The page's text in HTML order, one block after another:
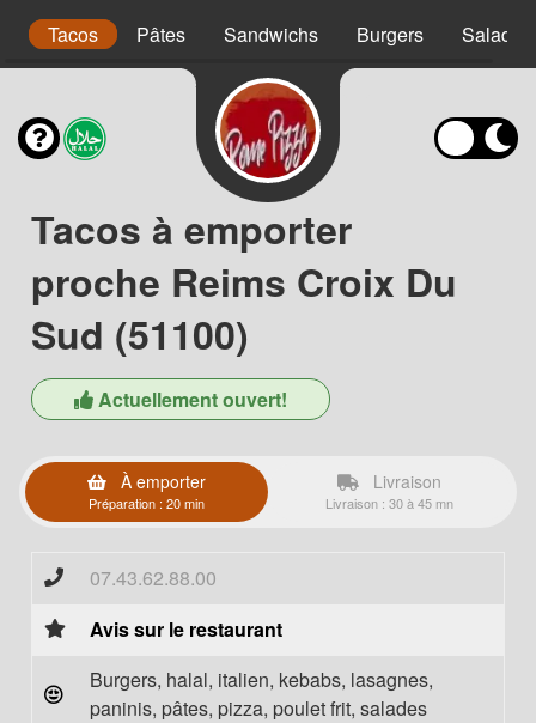
Tacos Pâtes Sandwichs Burgers Salades
Tacos à emporter
proche Reims Croix Du
Sud (51100)
Actuellement ouvert!
À emporter
Préparation : 20 min
Livraison
Livraison : 30 à 45 mn
07.43.62.88.00
Avis sur le restaurant
Burgers, halal, italien, kebabs, lasagnes,
paninis, pâtes, pizza, poulet frit, salades